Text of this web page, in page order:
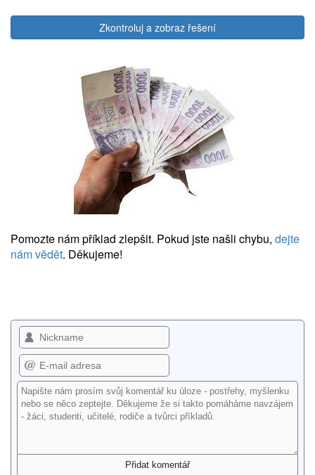
Zkontroluj a zobraz řešení
Pomozte nám příklad zlepšit. Pokud jste našli chybu, dejte
nám vědět. Děkujeme!